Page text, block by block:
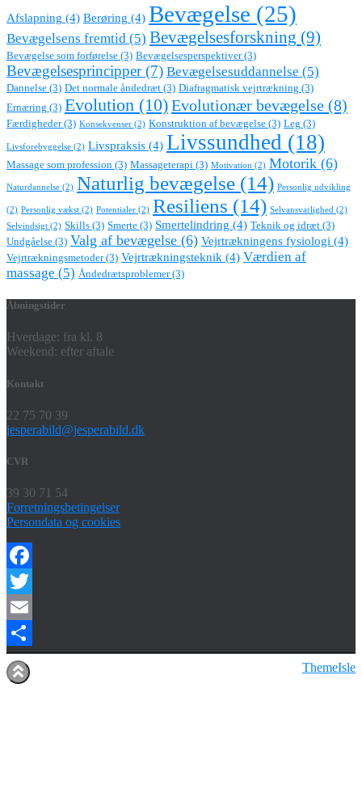
Afslapning (4) Berøring (4) Bevægelse (25)
Bevægelsens fremtid (5) Bevægelsesforskning (9)
Bevægelse som forførelse (3) Bevægelsesperspektiver(3)
Bevægelsesprincipper(7) Bevægelsesuddannelse (5)
Dannelse (3) Det normale åndedræt (3) Diafragmatisk vejrtrækning (3)
Ernæring (3) Evolution (10)Evolutionær bevægelse (8)
Færdigheder(3) Konsekvenser (2) Konstruktion af bevægelse (3) Leg (3)
Livsforebyggelse (2) Livspraksis (4) Livssundhed (18)
Massage som profession (3) Massageterapi (3) Motivation (2) Motorik (6)
Naturdannelse (2) Naturlig bevægelse (14) Personlig udvikling
(2) Personlig vækst (2) Potentialer (2) Resiliens (14) Selvansvarlighed (2)
Selvindsigt (2) Skills (3) Smerte (3) Smertelindring (4) Teknik og idræt (3)
Undgåelse (3) Valg af bevægelse (6) Vejrtrækningens fysiologi (4)
Vejrtrækningsmetoder(3) Vejrtrækningsteknik (4) Værdien af
massage (5) Åndedrætsproblemer(3)
Åbningstider
Hverdage: fra kl. 8
Weekend: efter aftale
Kontakt
22 75 70 39
jesperabild@jesperabild.dk
CVR
39 30 71 54
Forretningsbetingelser
Persondata og cookies
Facebook
Twitter
Email
Share
ThemeIsle